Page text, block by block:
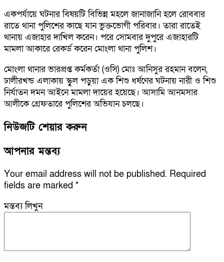
একপর্যায়ে ঘটনার বিষয়টি বিভিন্ন মহলে জানাজানি হলে রোববার
রাতে থানা পুলিশের কাছে যান ভুক্তভোগী পরিবার। তারা রাতেই
থানায় এজাহার দাখিল করেন। পরে সোমবার দুপুরে এজাহারটি
মামলা আকারে রেকর্ড করেন মোংলা থানা পুলিশ।
মোংলা থানার ভারপ্রপ্ত কর্মকর্তা (ওসি) মোঃ আনিসুর রহমান বলেন,
ঢালীরখন্ড এলাকায় স্কুৃল পড়ুয়া এক শিশু ধর্ষণের ঘটনায় নারী ও শিশু
নির্যাতন দমন আইনে মামলা দায়ের হয়েছে। আসামি আনমসার
আলীকে গ্রেফতারে পুলিশের অভিযান চলছে।
নিউজটি শেয়ার করুন
আপনার মন্তব্য
Your email address will not be published. Required
fields are marked *
মন্তব্য লিখুন